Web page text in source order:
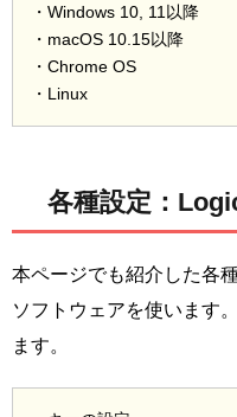
・Windows 10, 11以降
・macOS 10.15以降
・Chrome OS
・Linux
各種設定：
本ページでも紹介した各
ソフトウェアを使います
ます。